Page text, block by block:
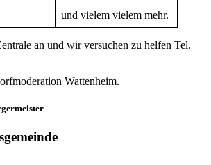
und vielem vielem mehr.
an und wir versuchen zu helfen Tel.
Wattenheim.